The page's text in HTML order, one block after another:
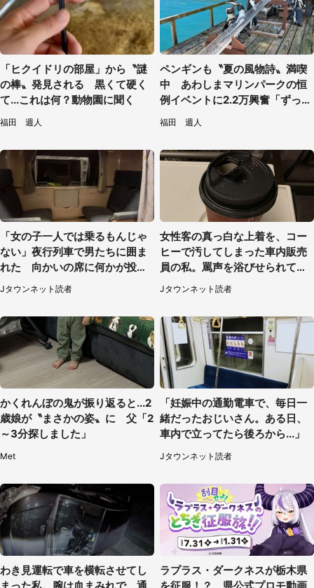
「ヒクイドリの部屋」から〝謎
の棒〟発見される 黒くて硬く
て...これは何？動物園に聞く
福田 週人
ペンギンも〝夏の風物詩〟満喫
中 あわしまマリンパークの恒
例イベントに2.2万興奮「ずっと
見てたい」
福田 週人
「女の子一人では乗るもんじゃ
ない」夜行列車で男たちに囲ま
れた 向かいの席に何かが投げ
られて（秋田県・60代女性）
Jタウンネット読者
女性客の真っ白な上着を、コー
ヒーで汚してしまった車内販売
員の私。罵声を浴びせられても
当然の場面で言われたのは（神
奈川県・60代男性）
Jタウンネット読者
かくれんぼの鬼が振り返ると...2
歳娘が〝まさかの姿〟に 父「2
～3分探しました」
Met
「妊娠中の通勤電車で、毎日一
緒だったおじいさん。ある日、
車内で立ってたら後ろから...」
Jタウンネット読者
わき見運転で車を横転させてし
ラプラス・ダークネスが栃木県